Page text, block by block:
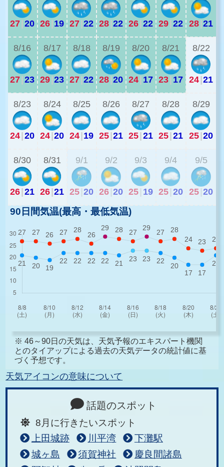
27|20 26|19 27|22 28|22 26|22 29|22 28|21
8/16
27|23
8/17
29|23
8/18
27|22
8/19
28|20
8/20
24| 17
8/21
23| 17
8/22
24|21
8/23
24|20
8/24
24|20
8/25
24|19
8/26
25|21
8/27
25|21
8/28
25|21
8/29
25|20
8/30
26|21
8/31
26|21
9/1
25 20
9/2
26 20
9/3
25 19
9/4
25 20
9/5
25 20
90日間気温(最高・最低気温)
※ 46～90日の天気は、天気予報のエキスパート機関
とのタイアップによる過去の天気データの統計値に基
づく予想です。
天気アイコンの意味について
話題のスポット
8月に行きたいスポット
上田城跡
川平湾
下灘駅
城ヶ島
須賀神社
慶良間諸島